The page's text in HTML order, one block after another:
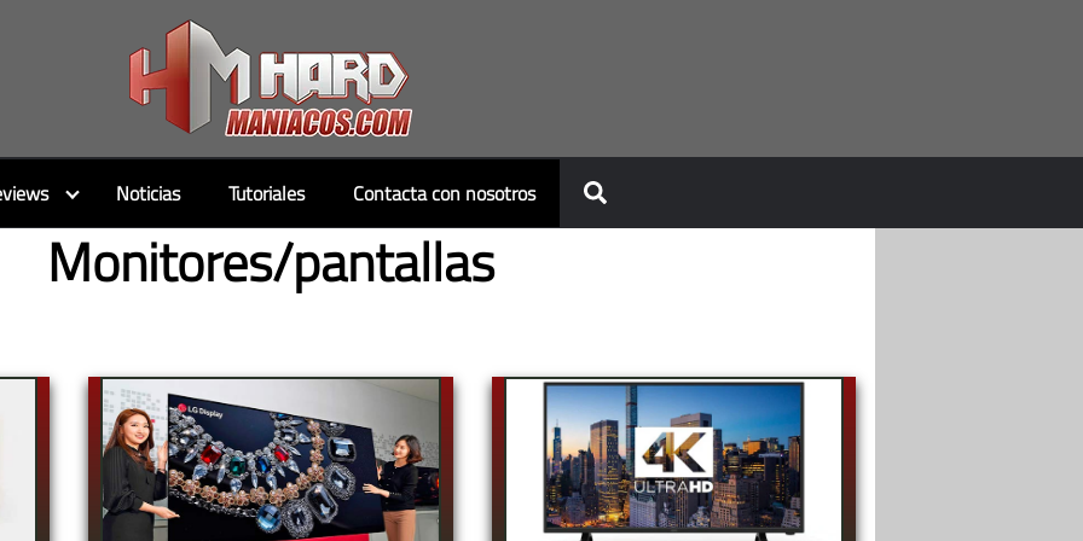
Noticias Tutoriales Contacta con nosotros
Monitores/pantallas